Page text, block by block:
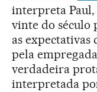
interpreta
vinte do século
as expectativas
pela
verdadeira
interpretada